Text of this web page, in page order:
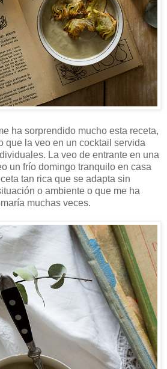
ha sorprendido mucho esta receta,
que la veo en un cocktail servida
La veo de entrante en una
un frío domingo tranquilo en casa
tan rica que se adapta sin
o ambiente o que me ha
muchas veces.